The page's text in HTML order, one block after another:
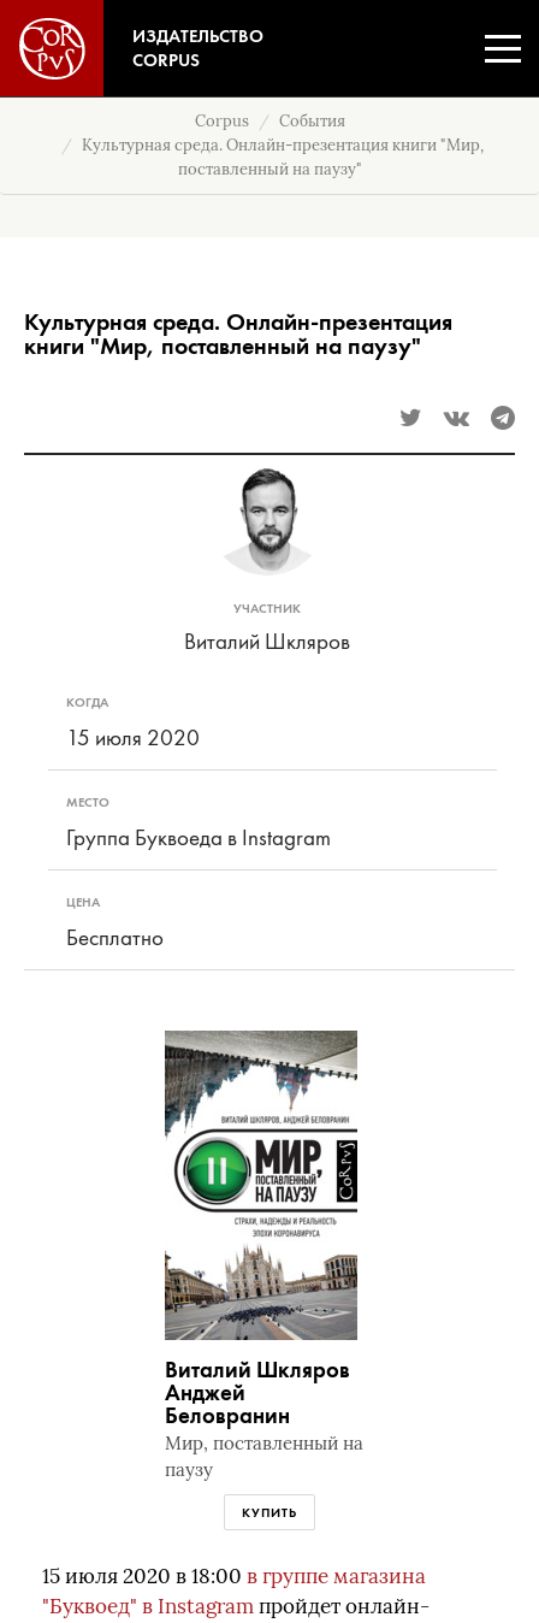
ИЗДАТЕЛЬСТВО
CORPUS
Corpus
События
Культурная среда. Онлайн-презентация книги "Мир,
поставленный на паузу"
Культурная среда. Онлайн-презентация
книги "Мир, поставленный на паузу"
УЧАСТНИК
Виталий Шкляров
КОГДА
15 июля 2020
МЕСТО
Группа Буквоеда в Instagram
ЦЕНА
Бесплатно
Виталий Шкляров
Анджей
Беловранин
Мир, поставленный на
паузу
КУПИТЬ
15 июля 2020 в 18:00 в группе магазина
"Буквоед" в Instagramпройдет онлайн-